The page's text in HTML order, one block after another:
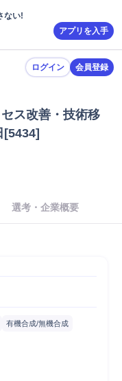
ない!
アプリを入手
ログイン 会員登録
ス改善・技術移
[5434]
選考・企業概要
有機合成/無機合成